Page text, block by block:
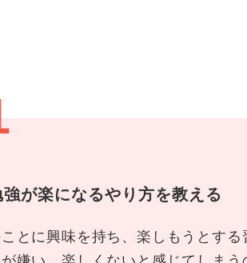
が楽になるやり方を教える
とに興味を持ち、楽しもうとする